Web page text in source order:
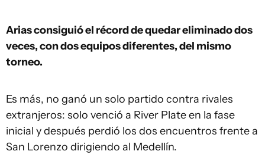
Arias consiguió el récord de quedar eliminado dos
veces, con dos equipos diferentes, del mismo
torneo.
Es más, no ganó un solo partido contra rivales
extranjeros: solo venció a River Plate en la fase
inicial y después perdió los dos encuentros frente a
San Lorenzo dirigiendo al Medellín.